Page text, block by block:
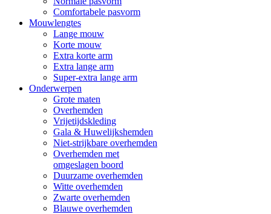
Comfortabele pasvorm
Mouwlengtes
Lange mouw
Korte mouw
Extra korte arm
Extra lange arm
Super-extra lange arm
Onderwerpen
Grote maten
Overhemden
Vrijetijdskleding
Gala & Huwelijkshemden
Niet-strijkbare overhemden
Overhemden met
omgeslagen boord
Duurzame overhemden
Witte overhemden
Zwarte overhemden
Blauwe overhemden